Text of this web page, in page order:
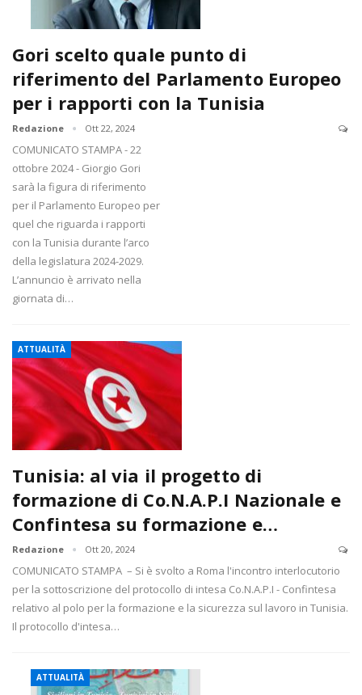
Gori scelto quale punto di
riferimento del Parlamento Europeo
per i rapporti con la Tunisia
Redazione Ott 22, 2024
COMUNICATO STAMPA - 22
ottobre 2024 - Giorgio Gori
sarà la figura di riferimento
per il Parlamento Europeo per
quel che riguarda i rapporti
con la Tunisia durante l’arco
della legislatura 2024-2029.
L’annuncio è arrivato nella
giornata di…
ATTUALITÀ
Tunisia: al via il progetto di
formazione di Co.N.A.P.I Nazionale e
Confintesa su formazione e…
Redazione Ott 20, 2024
COMUNICATO STAMPA – Si è svolto a Roma l'incontro interlocutorio
per la sottoscrizione del protocollo di intesa Co.N.A.P.I - Confintesa
relativo al polo per la formazione e la sicurezza sul lavoro in Tunisia.
Il protocollo d'intesa…
ATTUALITÀ